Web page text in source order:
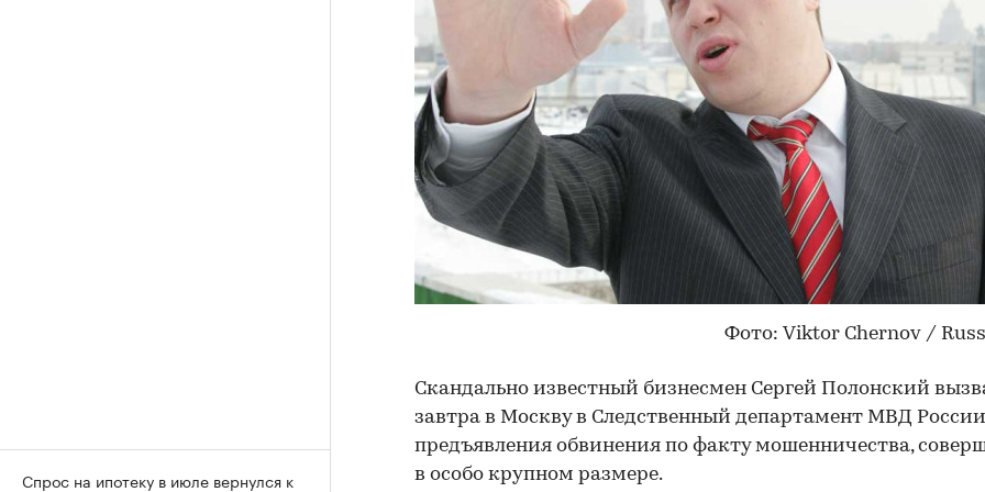
Фото: Viktor Chernov /
Скандально известный бизнесмен Сергей Полонский
завтра в Москву в Следственный департамент МВД
предъявления обвинения по факту мошенничества,
в особо крупном размере.
Спрос на ипотеку в июле вернулся к